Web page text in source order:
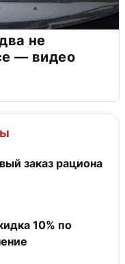
не
— видео
заказ рациона
10% по